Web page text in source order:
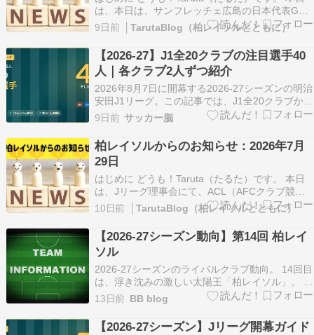
は、本日は、サンフレッチェ広島の日本代表GK
大迫敬介選手が、海外移籍に向けてチームを離脱
したというニュースが掲載されていました 日本代
表ＧＫ大迫敬介が海外挑戦へ 広島がチーム離脱を
発表 シーズン開幕９日前… https://ne…
9日前 │TarutaBlog（柏レイソルとともに）
【2026-27】J1全20クラブの注目選手40
人｜各クラブ2人ずつ紹介
2026年8月7日に開幕する2026-27シーズンの明治
安田J1リーグ。この記事では、J1全20クラブから
今季注目したい選手を2人ずつ、計40人を紹介し
ます。 今季は移籍が非常に活発だったシーズンで
す。J2得点王が昇格クラブとともにJ1へ上がり、
J1で二桁得点を挙げた選手が別の…
9日前 サッカー脳
柏レイソルからのお知らせ：2026年7月
29日
はじめに どうも！Taruta（たるた）です。 本日
は、Jリーグ理事会にて、ACL（AFCクラブ競技
会）に出場するクラブへのサポート配分金を大幅
に増額することが決定したというニュースが掲載
されていました。 「エグいの決めてて神」バレン
シア加入の日本代表MF19歳、ワントラップ強
烈…
10日前 │TarutaBlog（柏レイソルとともに）
【2026-27シーズン動向】第14回 柏レイ
ソル
2026-27シーズンのライバルクラブ動向。 14回目
は、浮き沈みの激しい太陽王「柏レイソル」。 ク
ラブ概要 Jリーグ天皇杯ルヴァンタイトル
1122026H15位ーー20252位2回戦敗退準優勝
202417位4回戦敗退PO敗退202317位準優勝GL敗
退 とにかく浮き沈みが激し…
13日前 BB blog
【2026-27シーズン】Jリーグ開幕ガイド